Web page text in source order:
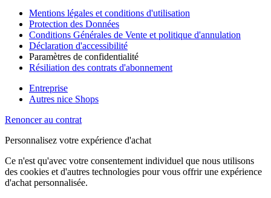
Mentions légales et conditions d'utilisation
Protection des Données
Conditions Générales de Vente et politique d'annulation
Déclaration d'accessibilité
Paramètres de confidentialité
Résiliation des contrats d'abonnement
Entreprise
Autres nice Shops
Renoncer au contrat
Personnalisez votre expérience d'achat
Ce n'est qu'avec votre consentement individuel que nous utilisons
des cookies et d'autres technologies pour vous offrir une expérience
d'achat personnalisée.